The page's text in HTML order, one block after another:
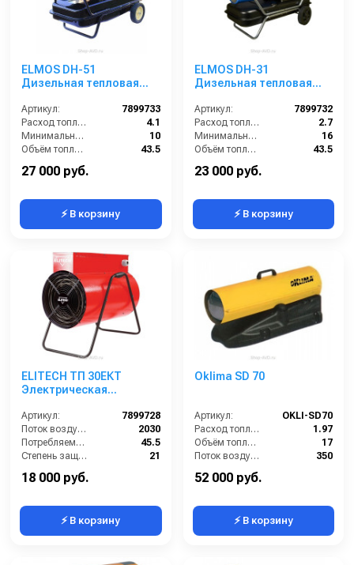
ELMOS DH-51
Дизельная тепловая
Артикул:
7899733
Расход топлива (л/ч):
4.1
Минимальное время работы при полном баке (ч):
10
Объём топливного бака (л):
43.5
27 000 руб.
⚡ В корзину
ELMOS DH-31
Дизельная тепловая
Артикул:
7899732
Расход топлива (л/ч):
2.7
Минимальное время работы при полном баке (ч):
16
Объём топливного бака (л):
43.5
23 000 руб.
⚡ В корзину
ELITECH ТП 30ЕКТ
Электрическая
Артикул:
7899728
Поток воздуха (м3/час):
2030
Потребляемый ток (А):
45.5
Степень защиты (IP):
21
18 000 руб.
⚡ В корзину
Oklima SD 70
Артикул:
OKLI-SD70
Расход топлива (л/ч):
1.97
Объём топливного бака (л):
17
Поток воздуха (м3/час):
350
52 000 руб.
⚡ В корзину